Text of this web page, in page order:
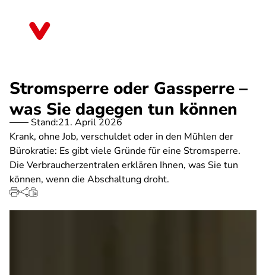
Stromsperre oder Gassperre –
was Sie dagegen tun können
Stand:21. April 2026
Krank, ohne Job, verschuldet oder in den Mühlen der
Bürokratie: Es gibt viele Gründe für eine Stromsperre.
Die Verbraucherzentralen erklären Ihnen, was Sie tun
können, wenn die Abschaltung droht.